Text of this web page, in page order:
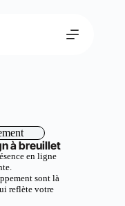
à breuillet
en ligne
sont là
reflète votre